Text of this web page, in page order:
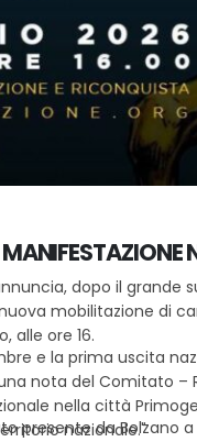
dopo il grande
mobilitazione di
alle ore 16.
e la prima uscita
nota del Comitato –
nella città
nazionale."
presente da Bolzano